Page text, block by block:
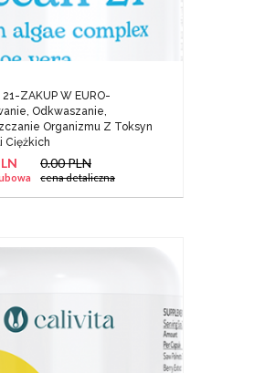
ZAKUP W EURO-
Odkwaszanie,
Organizmu Z Toksyn
Ciężkich
0.00 PLN
cena detaliczna